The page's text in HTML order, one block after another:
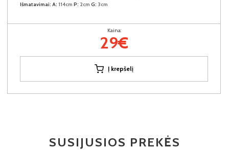
Išmatavimai: A: 114cm P: 2cm G: 3cm
Kaina:
29€
Į krepšelį
SUSIJUSIOS PREKĖS